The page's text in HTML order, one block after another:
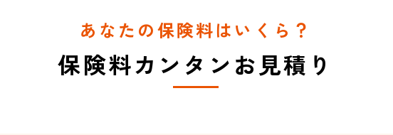
あなたの保険料はいくら？
保険料カンタンお見積り